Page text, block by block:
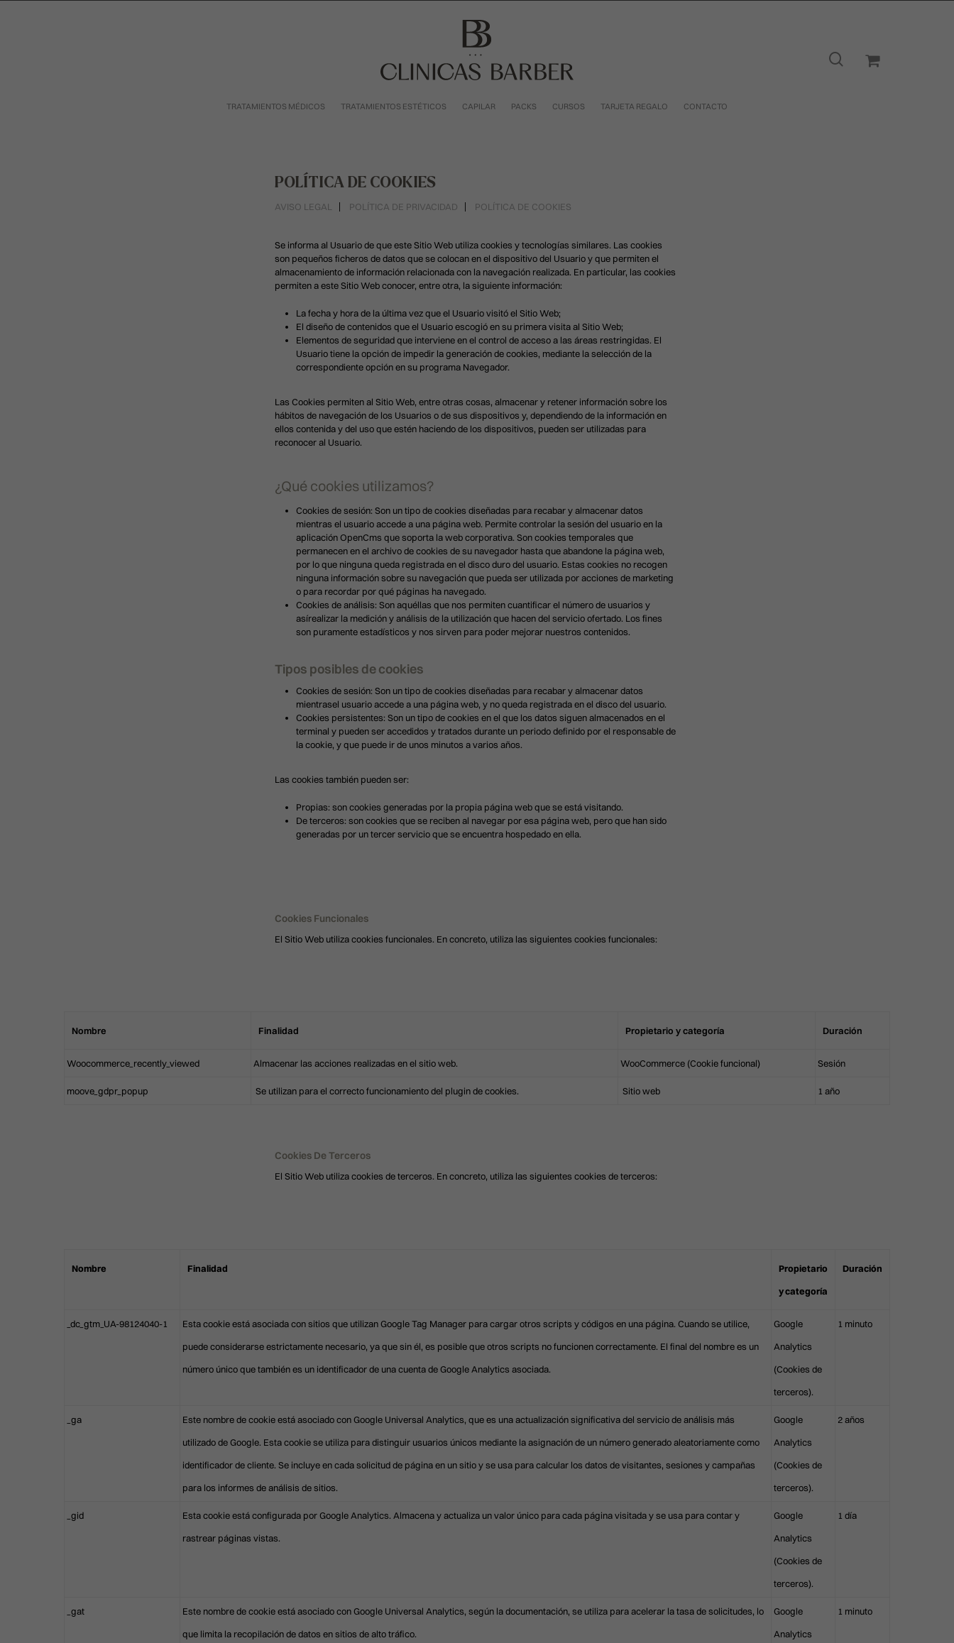
Presione enter para buscar o ESC para cerrar
TRATAMIENTOS MÉDICOS TRATAMIENTOS ESTÉTICOS CAPILAR PACKS CURSOS TARJETA REGALO CONTACTO
POLÍTICA DE COOKIES
AVISO LEGAL POLÍTICA DE PRIVACIDAD POLÍTICA DE COOKIES
Se informa al Usuario de que este Sitio Web utiliza cookies y tecnologías similares. Las cookies
son pequeños ficheros de datos que se colocan en el dispositivo del Usuario y que permiten el
almacenamiento de información relacionada con la navegación realizada. En particular, las cookies
permiten a este Sitio Web conocer, entre otra, la siguiente información:
La fecha y hora de la última vez que el Usuario visitó el Sitio Web;
El diseño de contenidos que el Usuario escogió en su primera visita al Sitio Web;
Elementos de seguridad que interviene en el control de acceso a las áreas restringidas. El
Usuario tiene la opción de impedir la generación de cookies, mediante la selección de la
correspondiente opción en su programa Navegador.
Las Cookies permiten al Sitio Web, entre otras cosas, almacenar y retener información sobre los
hábitos de navegación de los Usuarios o de sus dispositivos y, dependiendo de la información en
ellos contenida y del uso que estén haciendo de los dispositivos, pueden ser utilizadas para
reconocer al Usuario.
¿Qué cookies utilizamos?
Cookies de sesión: Son un tipo de cookies diseñadas para recabar y almacenar datos
mientras el usuario accede a una página web. Permite controlar la sesión del usuario en la
aplicación OpenCms que soporta la web corporativa. Son cookies temporales que
permanecen en el archivo de cookies de su navegador hasta que abandone la página web,
por lo que ninguna queda registrada en el disco duro del usuario. Estas cookies no recogen
ninguna información sobre su navegación que pueda ser utilizada por acciones de marketing
o para recordar por qué páginas ha navegado.
Cookies de análisis: Son aquéllas que nos permiten cuantificar el número de usuarios y
asírealizar la medición y análisis de la utilización que hacen del servicio ofertado. Los fines
son puramente estadísticos y nos sirven para poder mejorar nuestros contenidos.
Tipos posibles de cookies
Cookies de sesión: Son un tipo de cookies diseñadas para recabar y almacenar datos
mientrasel usuario accede a una página web, y no queda registrada en el disco del usuario.
Cookies persistentes: Son un tipo de cookies en el que los datos siguen almacenados en el
terminal y pueden ser accedidos y tratados durante un periodo definido por el responsable de
la cookie, y que puede ir de unos minutos a varios años.
Las cookies también pueden ser:
Propias: son cookies generadas por la propia página web que se está visitando.
De terceros: son cookies que se reciben al navegar por esa página web, pero que han sido
generadas por un tercer servicio que se encuentra hospedado en ella.
Cookies Funcionales
El Sitio Web utiliza cookies funcionales. En concreto, utiliza las siguientes cookies funcionales:
Nombre Finalidad Propietario y categoría Duración
Woocommerce_recently_viewed Almacenar las acciones realizadas en el sitio web. WooCommerce (Cookie funcional) Sesión
moove_gdpr_popup Se utilizan para el correcto funcionamiento del plugin de cookies. Sitio web 1 año
Cookies De Terceros
El Sitio Web utiliza cookies de terceros. En concreto, utiliza las siguientes cookies de terceros:
Nombre Finalidad
Propietario
y categoría
Duración
_dc_gtm_UA-98124040-1
Esta cookie está asociada con sitios que utilizan Google Tag Manager para cargar otros scripts y códigos en una página. Cuando se utilice,
puede considerarse estrictamente necesario, ya que sin él, es posible que otros scripts no funcionen correctamente. El final del nombre es un
número único que también es un identificador de una cuenta de Google Analytics asociada.
Google
Analytics
(Cookies de
terceros).
1 minuto
_ga
Este nombre de cookie está asociado con Google Universal Analytics, que es una actualización significativa del servicio de análisis más
utilizado de Google. Esta cookie se utiliza para distinguir usuarios únicos mediante la asignación de un número generado aleatoriamente como
identificador de cliente. Se incluye en cada solicitud de página en un sitio y se usa para calcular los datos de visitantes, sesiones y campañas
para los informes de análisis de sitios.
Google
Analytics
(Cookies de
terceros).
2 años
_gid
Esta cookie está configurada por Google Analytics. Almacena y actualiza un valor único para cada página visitada y se usa para contar y
rastrear páginas vistas.
Google
Analytics
(Cookies de
terceros).
1 día
_gat
Este nombre de cookie está asociado con Google Universal Analytics, según la documentación, se utiliza para acelerar la tasa de solicitudes, lo
que limita la recopilación de datos en sitios de alto tráfico.
Google
Analytics
1 minuto
ATENCIÓN AL PACIENTE
911 594 309
info@clinicasbarber.com
CLÍNICA EN MADRID
Joaquín Costa 24, 28006 Madrid
911 21 24 27
CLÍNICA EN LAS PALMAS
Pérez Galdós, 28. 35002
Las Palmas de Gran Canaria
infolaspalmas@clinicasbarber.com
CLÍNICA EN VALENCIA
Calle Císcar 66, bajo CP 46005